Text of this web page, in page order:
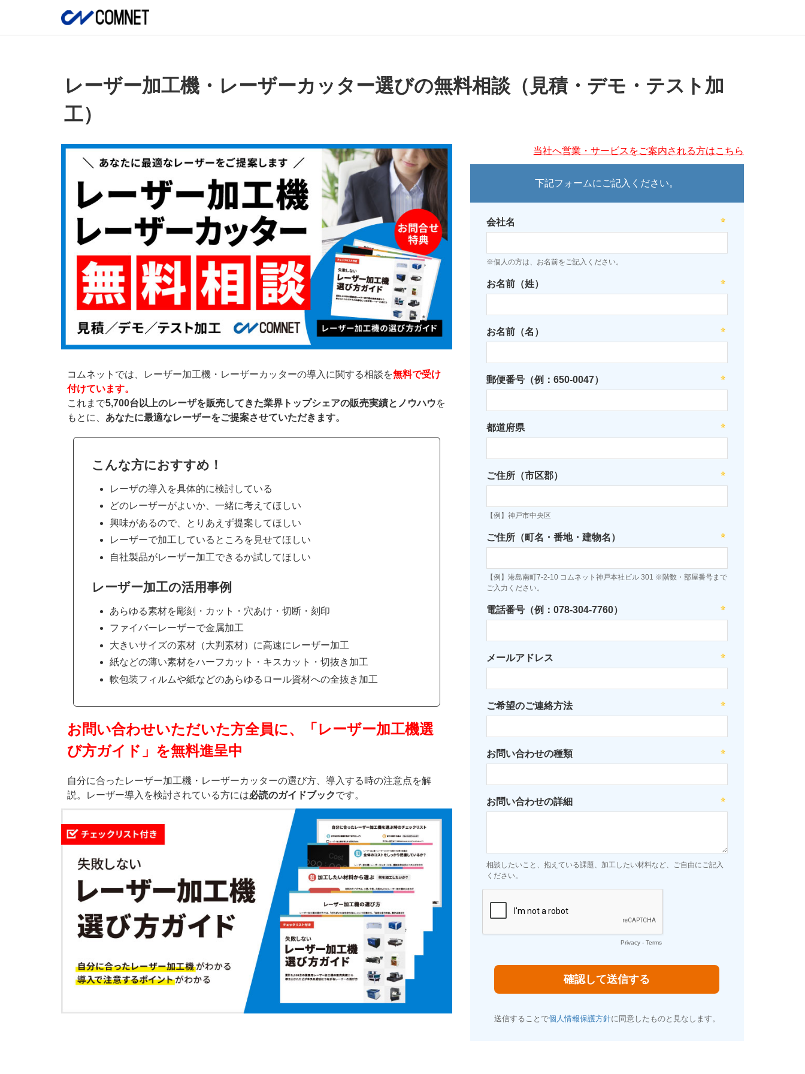
レーザー加工機・レーザーカッター選びの無料相談（見積・デモ・テスト加
工）
コムネットでは、レーザー加工機・レーザーカッターの導入に関する相談を無料で受け
付けています。
これまで5,700台以上のレーザを販売してきた業界トップシェアの販売実績とノウハウを
もとに、 あなたに最適なレーザーをご提案させていただきます。
こんな方におすすめ！
レーザの導入を具体的に検討している
どのレーザーがよいか、一緒に考えてほしい
興味があるので、とりあえず提案してほしい
レーザーで加工しているところを見せてほしい
自社製品がレーザー加工できるか試してほしい
レーザー加工の活用事例
あらゆる素材を彫刻・カット・穴あけ・切断・刻印
ファイバーレーザーで金属加工
大きいサイズの素材（大判素材）に高速にレーザー加工
紙などの薄い素材をハーフカット・キスカット・切抜き加工
軟包装フィルムや紙などのあらゆるロール資材への全抜き加工
お問い合わせいただいた方全員に、「レーザー加工機選
び方ガイド」を無料進呈中
自分に合ったレーザー加工機・レーザーカッターの選び方、導入する時の注意点を解
説。レーザー導入を検討されている方には必読のガイドブックです。
当社へ営業・サービスをご案内される方はこちら
下記フォームにご記入ください。
会社名
※個人の方は、お名前をご記入ください。
お名前（姓）
お名前（名）
郵便番号（例：650-0047）
都道府県
ご住所（市区郡）
【例】神戸市中央区
ご住所（町名・番地・建物名）
【例】港島南町7-2-10 コムネット神戸本社ビル 301 ※階数・部屋番号まで
ご入力ください。
電話番号（例：078-304-7760）
メールアドレス
ご希望のご連絡方法
お問い合わせの種類
お問い合わせの詳細
相談したいこと、抱えている課題、加工したい材料など、ご自由にご記入
ください。
Privacy- Terms
送信することで個人情報保護方針に同意したものと見なします。